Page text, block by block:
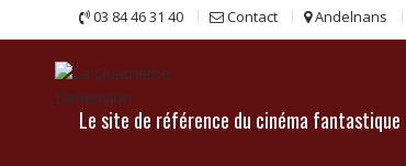
to
03 84 46 31 40 Contact Andelnans
Le site de référence du cinéma